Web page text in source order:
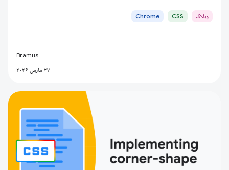
وبلاگ CSS
Chrome
Bramus
۲۷ مارس ۲۰۲۶